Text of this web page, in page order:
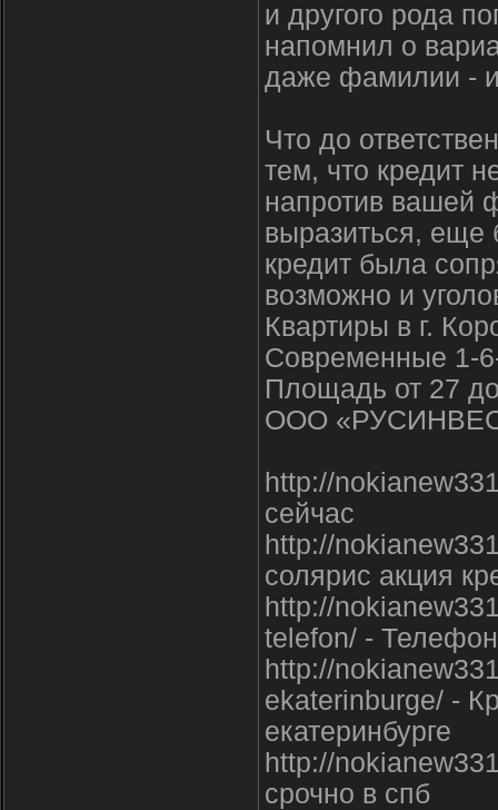
и другого рода
напомнил о
даже фамилии - и
Что до
тем, что кредит
напротив вашей
выразиться, еще
кредит была
возможно и
Квартиры в г.
Современные 1-
Площадь от 27
ООО
http://
сейчас
http://
солярис акция
http://
telefon/ -
http://
ekaterinburge/ -
екатеринбурге
http://
срочно в спб